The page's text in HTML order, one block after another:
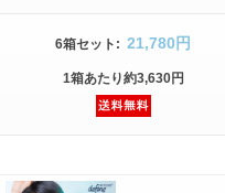
6箱セット : 21,780円
1箱あたり約3,630円